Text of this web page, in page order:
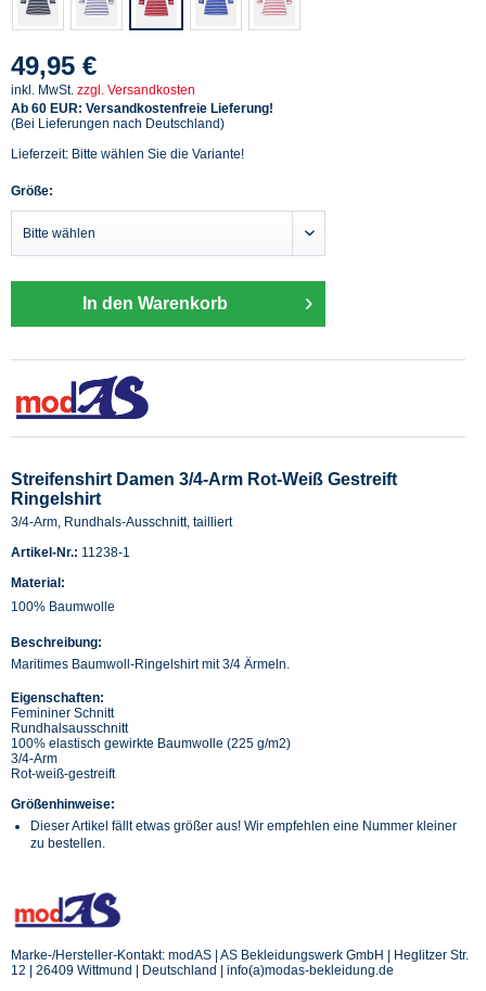
49,95 €
inkl. MwSt. zzgl. Versandkosten
Ab 60 EUR: Versandkostenfreie Lieferung!
(Bei Lieferungen nach Deutschland)
Lieferzeit: Bitte wählen Sie die Variante!
Größe:
In den Warenkorb
Streifenshirt Damen 3/4-Arm Rot-Weiß Gestreift
Ringelshirt
3/4-Arm, Rundhals-Ausschnitt, tailliert
Artikel-Nr.: 11238-1
Material:
100% Baumwolle
Beschreibung:
Maritimes Baumwoll-Ringelshirt mit 3/4 Ärmeln.
Eigenschaften:
Femininer Schnitt
Rundhalsausschnitt
100% elastisch gewirkte Baumwolle (225 g/m2)
3/4-Arm
Rot-weiß-gestreift
Größenhinweise:
Dieser Artikel fällt etwas größer aus! Wir empfehlen eine Nummer kleiner
zu bestellen.
Marke-/Hersteller-Kontakt: modAS | AS Bekleidungswerk GmbH | Heglitzer Str.
12 | 26409 Wittmund | Deutschland | info(a)modas-bekleidung.de